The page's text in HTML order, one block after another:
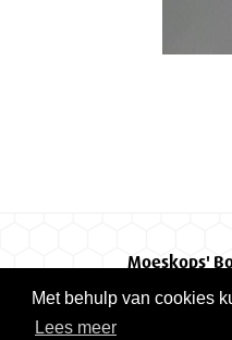
Met behulp van cookies
Lees meer
Moeskops'